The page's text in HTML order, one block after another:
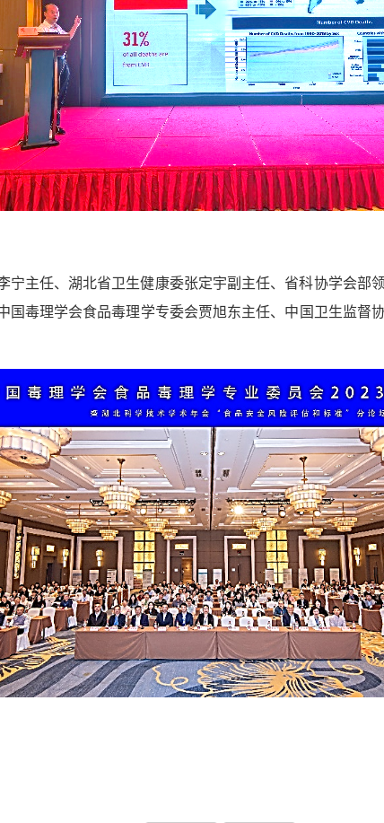
宁主任、湖北省卫生健康委张定宇副主任、省科协学会部
国毒理学会食品毒理学专委会贾旭东主任、中国卫生监督